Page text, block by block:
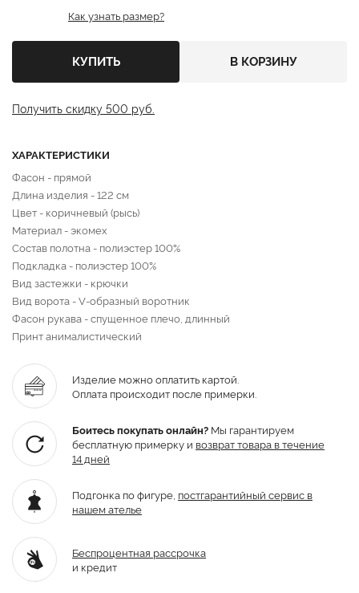
Как узнать размер?
КУПИТЬ В КОРЗИНУ
Получить скидку 500 руб.
ХАРАКТЕРИСТИКИ
Фасон - прямой
Длина изделия - 122 см
Цвет - коричневый (рысь)
Материал - экомех
Состав полотна - полиэстер 100%
Подкладка - полиэстер 100%
Вид застежки - крючки
Вид ворота - V-образный воротник
Фасон рукава - спущенное плечо, длинный
Принт анималистический
Изделие можно оплатить картой.
Оплата происходит после примерки.
Боитесь покупать онлайн? Мы гарантируем
бесплатную примерку и возврат товара в течение
14 дней
Подгонка по фигуре, постгарантийный сервис в
нашем ателье
Беспроцентная рассрочка
и кредит